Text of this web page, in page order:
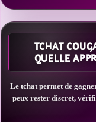
TCHAT
QUELLE
Le tchat permet de
peux rester discret,